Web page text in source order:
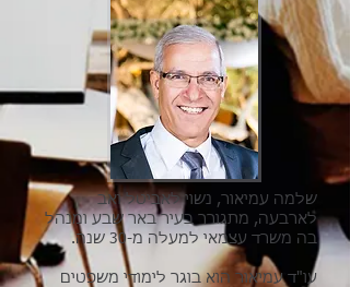
שלמה עמיאור, נשוי לאביטל ואב
לארבעה, מתגורר בעיר באר שבע ומנהל
בה משרד עצמאי למעלה מ-30 שנה.
עו"ד עמיאור הוא בוגר לימודי משפטים